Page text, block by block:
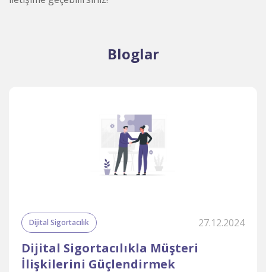
Bloglar
Dijital Sigortacılık 27.12.2024
Dijital Sigortacılıkla Müşteri
İlişkilerini Güçlendirmek